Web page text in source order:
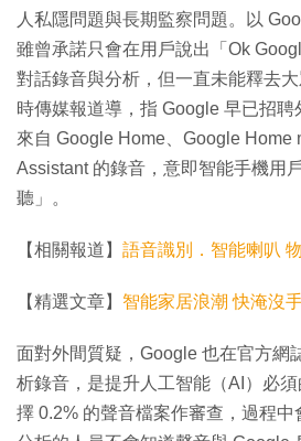
人私隱問題與長期監察問題。以
雖曾承諾只會在用戶說出「Ok
對話錄音與分析，但一直未能釋去
時傳媒報道導，指 Google 早已招
來自 Google Home、Google Home
Assistant 的錄音，意即智能手機用
聽」。
【相關報道】 語音識別．智能喇叭
【精選文章】 智能家居浪潮 快淹沒
面對外間質疑，Google 也在官方網
析錄音，是提升人工智能（AI）必
擇 0.2% 的聲音檔案作審查，過程